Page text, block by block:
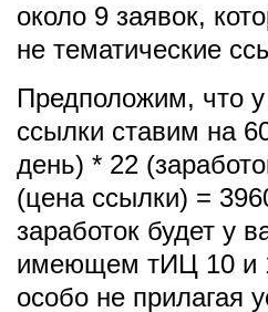
около 9 заявок,
не тематические
Предположим, что
ссылки ставим на
день) * 22
(цена ссылки) =
заработок будет у
имеющем тИЦ 10 и
особо не прилагая